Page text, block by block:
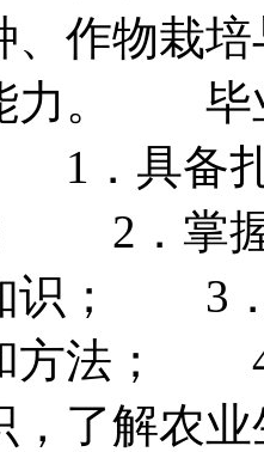
、作物栽
力。 毕
．具备扎
2．掌握
识； 3．
方法； 4
，了解农